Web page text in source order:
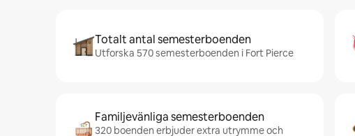
Totalt antal semesterboenden
Utforska 570 semesterboenden i Fort Pierce
Familjevänliga semesterboenden
320 boenden erbjuder extra utrymme och